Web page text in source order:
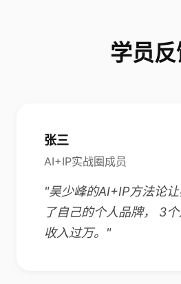
学员
张三
AI+IP实战圈成员
"吴少峰的AI+IP方法论
了自己的个人品牌， 3
收入过万。"